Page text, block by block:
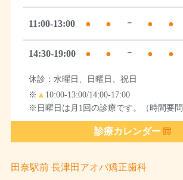
11:00-13:00 ● ● ｰ ● ●
14:30-19:00 ● ● ｰ ● ●
休診：水曜日、日曜日、祝日
※ ▲ 10:00-13:00/14:00-17:00
※日曜日は月1回の診療です。（時間要問
診療カレンダー
田奈駅前 長津田アオバ矯正歯科